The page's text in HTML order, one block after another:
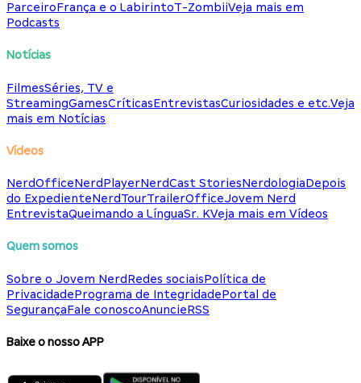
ParceiroFrança e o LabirintoT-ZombiiVeja mais em
Podcasts
Notícias
FilmesSéries, TV e
StreamingGamesCríticasEntrevistasCuriosidades e etc.Veja
mais em Notícias
Vídeos
NerdOfficeNerdPlayerNerdCast StoriesNerdologiaDepois
do ExpedienteNerdTourTrailerOfficeJovem Nerd
EntrevistaQueimando a LínguaSr. KVeja mais em Vídeos
Quem somos
Sobre o Jovem NerdRedes sociaisPolítica de
PrivacidadePrograma de IntegridadePortal de
SegurançaFale conoscoAnuncieRSS
Baixe o nosso APP